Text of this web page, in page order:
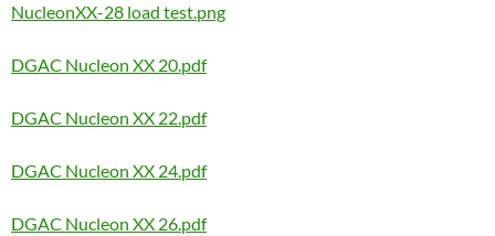
NucleonXX-28 load test.png
DGAC Nucleon XX 20.pdf
DGAC Nucleon XX 22.pdf
DGAC Nucleon XX 24.pdf
DGAC Nucleon XX 26.pdf